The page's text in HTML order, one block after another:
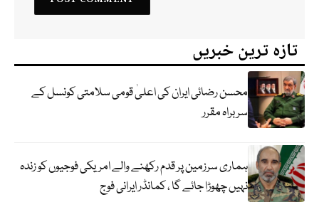
تازہ ترین خبریں
محسن رضائی ایران کی اعلیٰ قومی سلامتی کونسل کے
سربراہ مقرر
ہماری سرزمین پر قدم رکھنے والے امریکی فوجیوں کو زندہ
نہیں چھوڑا جائے گا ، کمانڈر ایرانی فوج